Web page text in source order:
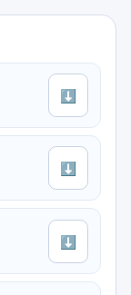
⬇
⬇
⬇